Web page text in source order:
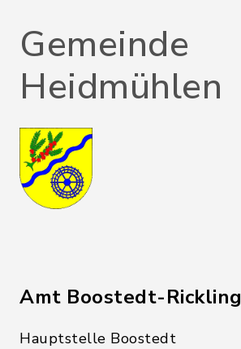
Gemeinde
Heidmühlen
Amt Boostedt-Rickling
Hauptstelle Boostedt